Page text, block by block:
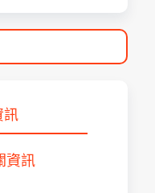
訊
資訊